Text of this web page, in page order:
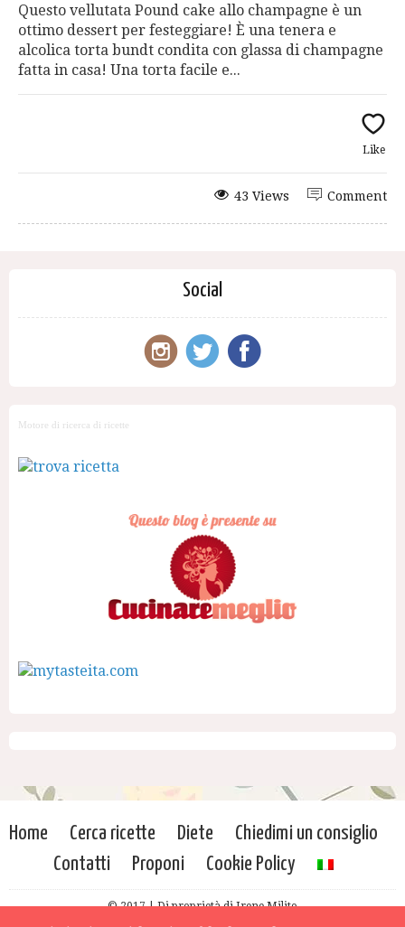
Questo vellutata Pound cake allo champagne è un
ottimo dessert per festeggiare! È una tenera e
alcolica torta bundt condita con glassa di champagne
fatta in casa! Una torta facile e...
Like
Comment
43 Views
Social
Motore di ricerca di ricette
Home Cerca ricette Diete
Chiedimi un consiglio
Contatti
Proponi Cookie Policy
© 2017 | Di proprietà di Irene Milito